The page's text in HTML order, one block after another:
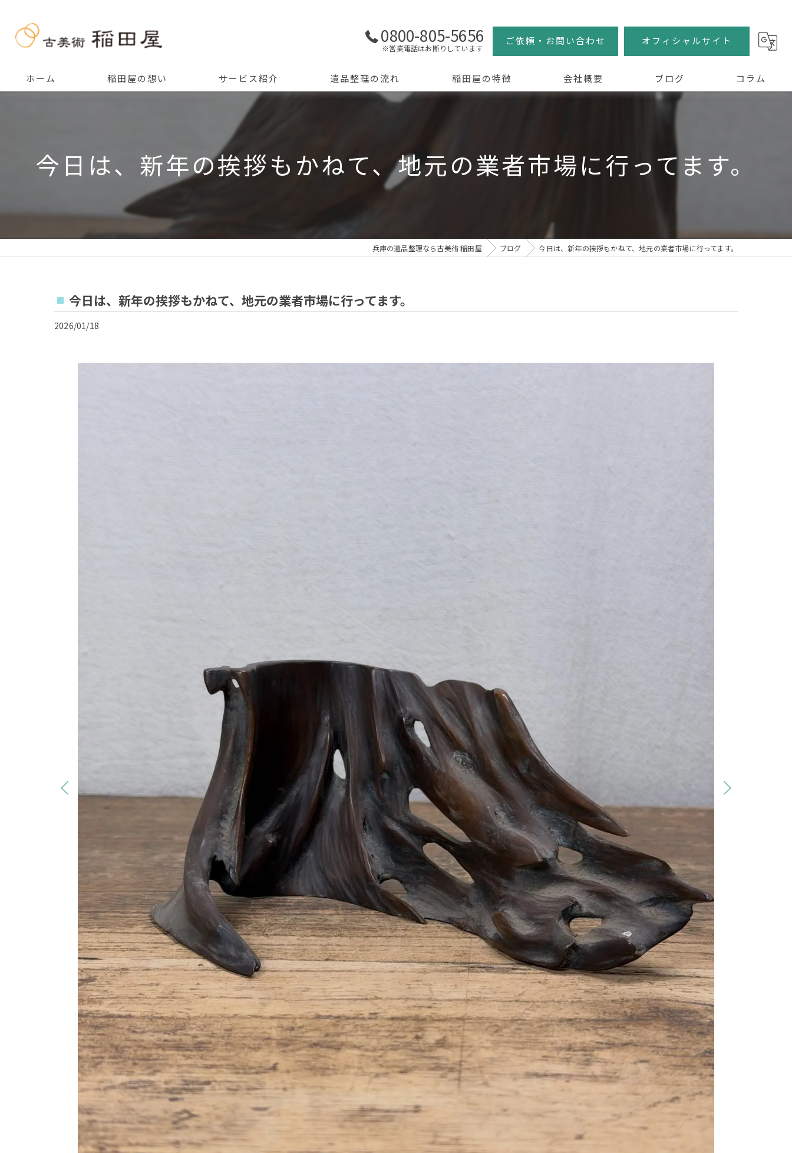
0800-805-5656
※営業電話はお断りしています
ご依頼・お問い合わせ オフィシャルサイト
ホーム 稲田屋の想い サービス紹介 遺品整理の流れ 稲田屋の特徴
骨董品
会社概要 ブログ コラム
今日は、新年の挨拶もかねて、地元の業者市場に行ってます。
兵庫の遺品整理なら古美術 稲田屋 ブログ 今日は、新年の挨拶もかねて、地元の業者市場に行ってます。
今日は、新年の挨拶もかねて、地元の業者市場に行ってます。
2026/01/18